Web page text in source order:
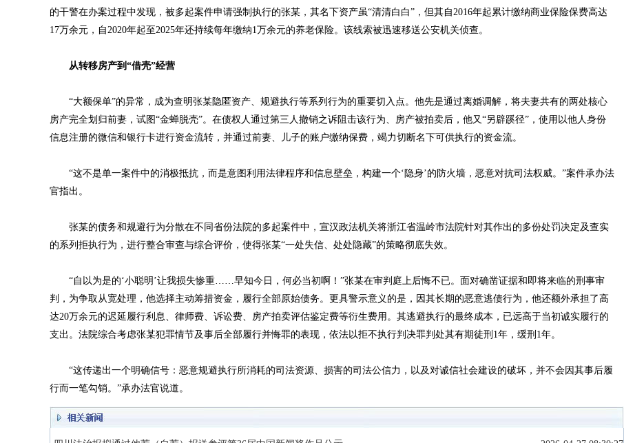
的干警在办案过程中发现，被多起案件申请强制执行的张某，其名下资产虽“清清白白”，但其自2016年起累计缴纳商业保险保费高达
17万余元，自2020年起至2025年还持续每年缴纳1万余元的养老保险。该线索被迅速移送公安机关侦查。
从转移房产到“借壳”经营
“大额保单”的异常，成为查明张某隐匿资产、规避执行等系列行为的重要切入点。他先是通过离婚调解，将夫妻共有的两处核心
房产完全划归前妻，试图“金蝉脱壳”。在债权人通过第三人撤销之诉阻击该行为、房产被拍卖后，他又“另辟蹊径”，使用以他人身份
信息注册的微信和银行卡进行资金流转，并通过前妻、儿子的账户缴纳保费，竭力切断名下可供执行的资金流。
“这不是单一案件中的消极抵抗，而是意图利用法律程序和信息壁垒，构建一个‘隐身’的防火墙，恶意对抗司法权威。”案件承办法
官指出。
张某的债务和规避行为分散在不同省份法院的多起案件中，宣汉政法机关将浙江省温岭市法院针对其作出的多份处罚决定及查实
的系列拒执行为，进行整合审查与综合评价，使得张某“一处失信、处处隐藏”的策略彻底失效。
“自以为是的‘小聪明’让我损失惨重……早知今日，何必当初啊！”张某在审判庭上后悔不已。面对确凿证据和即将来临的刑事审
判，为争取从宽处理，他选择主动筹措资金，履行全部原始债务。更具警示意义的是，因其长期的恶意逃债行为，他还额外承担了高
达20万余元的迟延履行利息、律师费、诉讼费、房产拍卖评估鉴定费等衍生费用。其逃避执行的最终成本，已远高于当初诚实履行的
支出。法院综合考虑张某犯罪情节及事后全部履行并悔罪的表现，依法以拒不执行判决罪判处其有期徒刑1年，缓刑1年。
“这传递出一个明确信号：恶意规避执行所消耗的司法资源、损害的司法公信力，以及对诚信社会建设的破坏，并不会因其事后履
行而一笔勾销。”承办法官说道。